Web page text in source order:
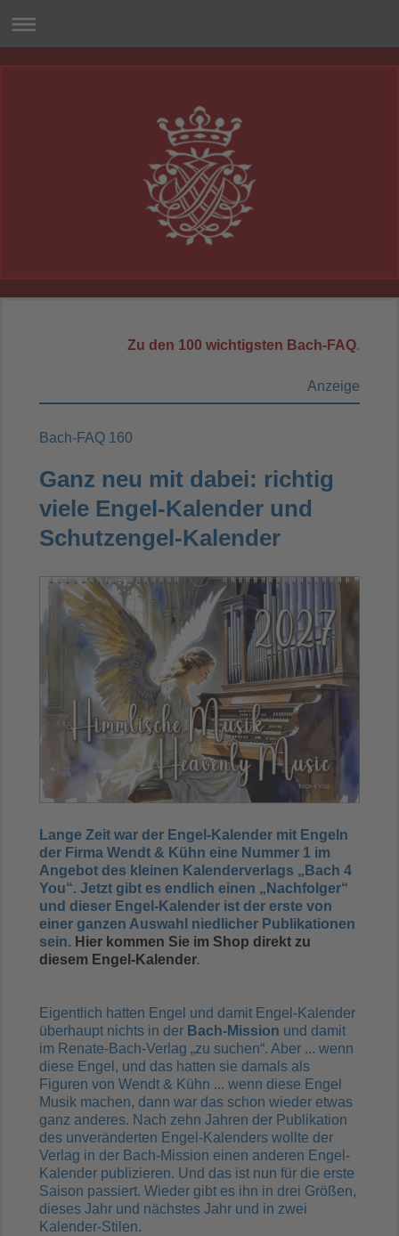
Zu den 100 wichtigsten Bach-FAQ.
Anzeige
Bach-FAQ 160
Ganz neu mit dabei: richtig
viele Engel-Kalender und
Schutzengel-Kalender
Lange Zeit war der Engel-Kalender mit Engeln
der Firma Wendt & Kühn eine Nummer 1 im
Angebot des kleinen Kalenderverlags „Bach 4
You“. Jetzt gibt es endlich einen „Nachfolger“
und dieser Engel-Kalender ist der erste von
einer ganzen Auswahl niedlicher Publikationen
sein. Hier kommen Sie im Shop direkt zu
diesem Engel-Kalender.
Eigentlich hatten Engel und damit Engel-Kalender
überhaupt nichts in der Bach-Mission und damit
im Renate-Bach-Verlag „zu suchen“. Aber ... wenn
diese Engel, und das hatten sie damals als
Figuren von Wendt & Kühn ... wenn diese Engel
Musik machen, dann war das schon wieder etwas
ganz anderes. Nach zehn Jahren der Publikation
des unveränderten Engel-Kalenders wollte der
Verlag in der Bach-Mission einen anderen Engel-
Kalender publizieren. Und das ist nun für die erste
Saison passiert. Wieder gibt es ihn in drei Größen,
dieses Jahr und nächstes Jahr und in zwei
Kalender-Stilen.